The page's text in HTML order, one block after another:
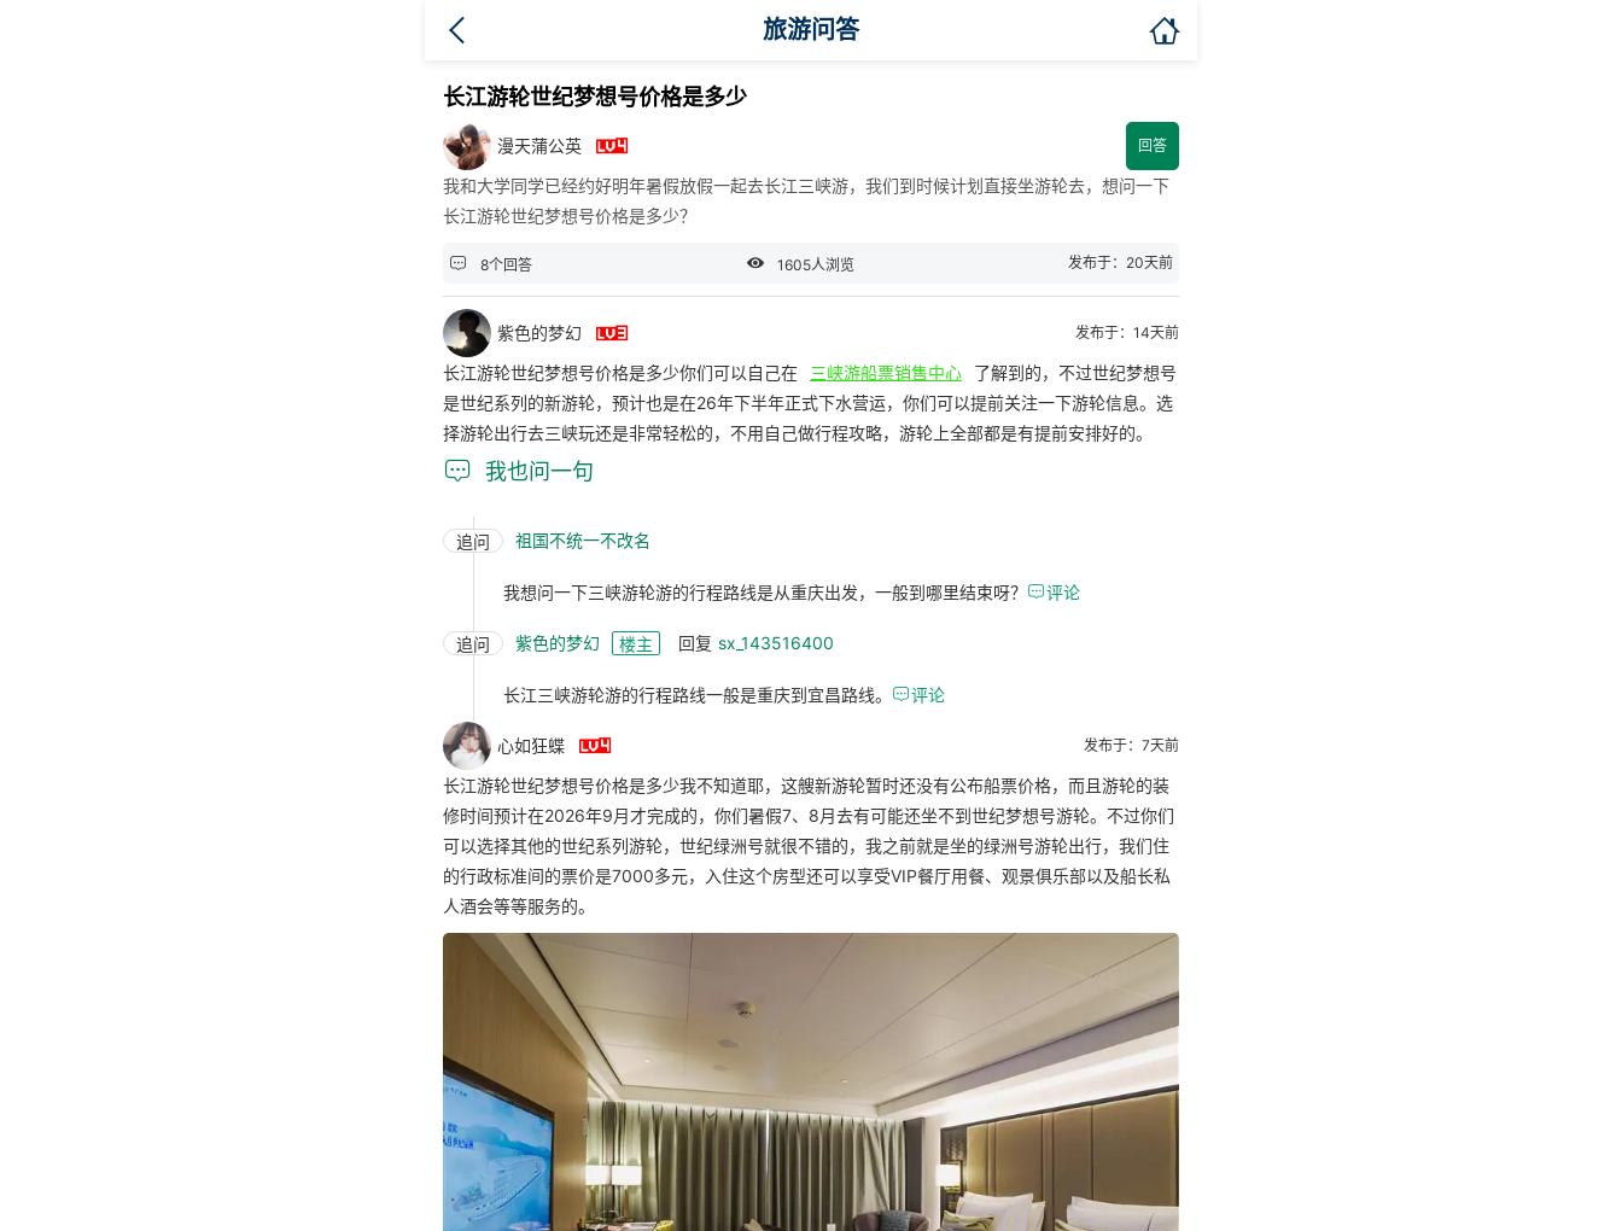
旅游问答 
长江游轮世纪梦想号价格是多少
漫天蒲公英  回答
我和大学同学已经约好明年暑假放假一起去长江三峡游，我们到时候计划直接坐游轮去，想问一下
长江游轮世纪梦想号价格是多少？
 8个回答  1605人浏览 发布于：20天前
紫色的梦幻  发布于：14天前
长江游轮世纪梦想号价格是多少你们可以自己在 三峡游船票销售中心
了解到的，不过世纪梦想号
是世纪系列的新游轮，预计也是在26年下半年正式下水营运，你们可以提前关注一下游轮信息。选
择游轮出行去三峡玩还是非常轻松的，不用自己做行程攻略，游轮上全部都是有提前安排好的。
 我也问一句
追问 祖国不统一不改名
我想问一下三峡游轮游的行程路线是从重庆出发，一般到哪里结束呀？ 评论
追问 紫色的梦幻 楼主 回复 sx_143516400
长江三峡游轮游的行程路线一般是重庆到宜昌路线。 评论
心如狂蝶  发布于：7天前
长江游轮世纪梦想号价格是多少我不知道耶，这艘新游轮暂时还没有公布船票价格，而且游轮的装
修时间预计在2026年9月才完成的，你们暑假7、8月去有可能还坐不到世纪梦想号游轮。不过你们
可以选择其他的世纪系列游轮，世纪绿洲号就很不错的，我之前就是坐的绿洲号游轮出行，我们住
的行政标准间的票价是7000多元，入住这个房型还可以享受VIP餐厅用餐、观景俱乐部以及船长私
人酒会等等服务的。